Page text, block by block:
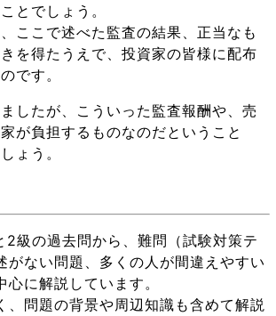
とでしょう。
ここで述べた監査の結果、正当なも
を得たうえで、投資家の皆様に配布
です。
したが、こういった監査報酬や、売
が負担するものなのだということ
ょう。
2級の過去問から、難問（試験対策テ
がない問題、多くの人が間違えやすい
心に解説しています。
、問題の背景や周辺知識も含めて解説